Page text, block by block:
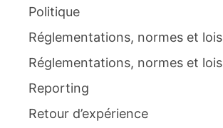
Politique
Réglementations, normes et lois
Réglementations, normes et lois
Reporting
Retour d’expérience